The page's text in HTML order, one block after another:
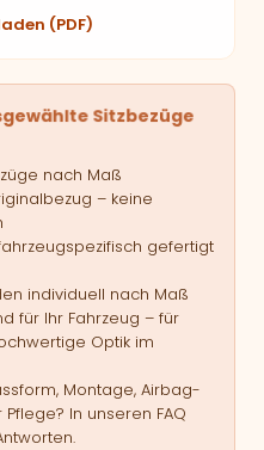
(PDF)
Sitzbezüge
nach Maß
– keine
gefertigt
individuell nach Maß
für Ihr Fahrzeug – für
Optik im
Montage, Airbag-
In unseren FAQ